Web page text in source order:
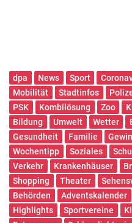
dpa News Sport
Mobilität
Stadtinfos
PSK
Kombilösung Zoo
Bildung
Umwelt Wetter
Gesundheit
Familie
Wochentipp
Soziales
Verkehr
Krankenhäuser
Shopping
Theater
Behörden
Adventskalender
Highlights
Sportvereine